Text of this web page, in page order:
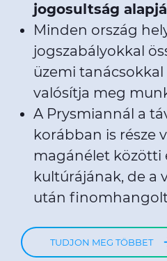
jogosultság
Minden ország
jogszabályokkal
üzemi
valósítja meg
A Prysmiannál a
korábban is része
magánélet közötti
kultúrájának, de a
után
TUDJON MEG TÖBBET